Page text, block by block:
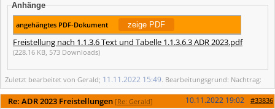
Anhänge
angehängtes PDF-Dokument
Freistellung nach 1.1.3.6 Text und Tabelle 1.1.3.6.3 ADR 2023.pdf
(228.16 KB, 573 Downloads)
Zuletzt bearbeitet von Gerald; 11.11.2022 15:49. Bearbeitungsgrund: Nachtrag:
Re: ADR 2023 Freistellungen [Re: Gerald] #33836
10.11.2022 19:02